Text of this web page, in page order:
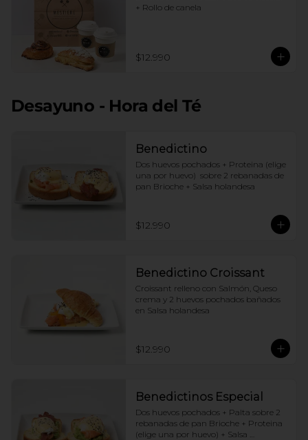
+ Rollo de canela
$12.990
Desayuno - Hora del Té
Benedictino
Dos huevos pochados + Proteina (elige
una por huevo)  sobre 2 rebanadas de
pan Brioche + Salsa holandesa
$12.990
Benedictino Croissant
Croissant relleno con Salmón, Queso
crema y 2 huevos pochados bañados
en Salsa holandesa
$12.990
Benedictinos Especial
Dos huevos pochados + Palta sobre 2
rebanadas de pan Brioche + Proteina
(elige una por huevo) + Salsa